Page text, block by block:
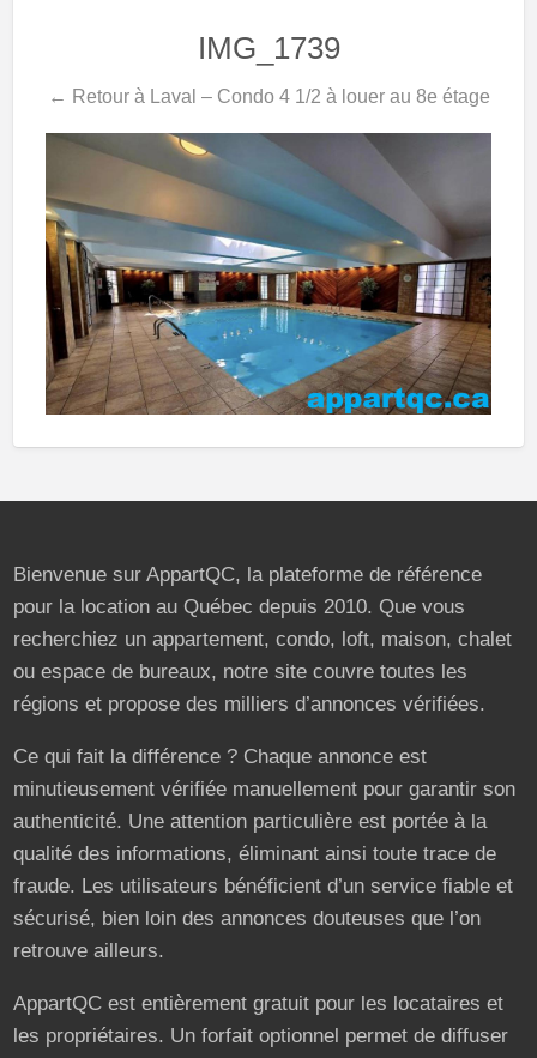
IMG_1739
← Retour à Laval – Condo 4 1/2 à louer au 8e étage
Bienvenue sur AppartQC, la plateforme de référence
pour la location au Québec depuis 2010. Que vous
recherchiez un appartement, condo, loft, maison, chalet
ou espace de bureaux, notre site couvre toutes les
régions et propose des milliers d’annonces vérifiées.
Ce qui fait la différence ? Chaque annonce est
minutieusement vérifiée manuellement pour garantir son
authenticité. Une attention particulière est portée à la
qualité des informations, éliminant ainsi toute trace de
fraude. Les utilisateurs bénéficient d’un service fiable et
sécurisé, bien loin des annonces douteuses que l’on
retrouve ailleurs.
AppartQC est entièrement gratuit pour les locataires et
les propriétaires. Un forfait optionnel permet de diffuser